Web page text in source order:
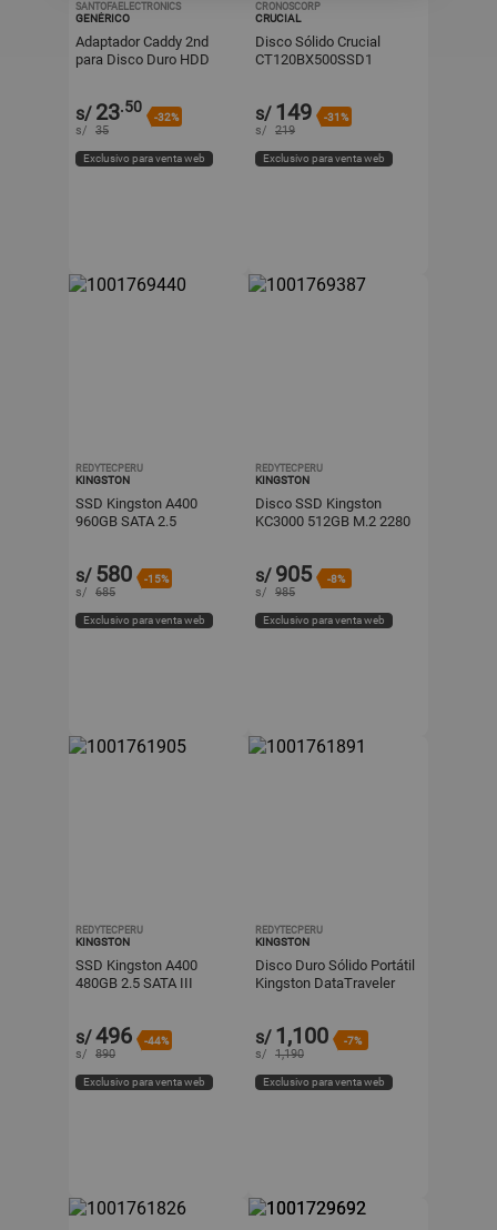
SANTOFAELECTRONICS
GENÉRICO
Adaptador Caddy 2nd
para Disco Duro HDD
s/ 23.50
-32%
s/ 35
Exclusivo para venta web
CRONOSCORP
CRUCIAL
Disco Sólido Crucial
CT120BX500SSD1
s/ 149 -31%
s/ 219
Exclusivo para venta web
REDYTECPERU
KINGSTON
SSD Kingston A400
960GB SATA 2.5
s/ 580 -15%
s/ 685
Exclusivo para venta web
REDYTECPERU
KINGSTON
Disco SSD Kingston
KC3000 512GB M.2 2280
s/ 905 -8%
s/ 985
Exclusivo para venta web
REDYTECPERU
KINGSTON
SSD Kingston A400
480GB 2.5 SATA III
s/496 -44%
s/ 890
Exclusivo para venta web
REDYTECPERU
KINGSTON
Disco Duro Sólido Portátil
Kingston DataTraveler
s/ 1,100 -7%
s/ 1,190
Exclusivo para venta web